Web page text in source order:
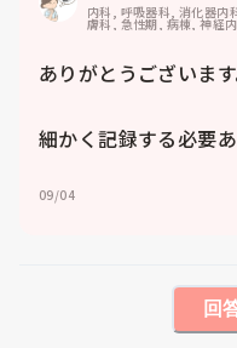
内科, 呼吸器科, 消化器内
膚科, 急性期, 病棟, 神経
ありがとうございます
細かく記録する必要
09/04
回